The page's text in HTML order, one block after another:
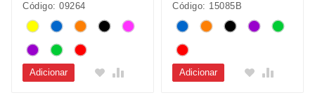
Código: 09264
Adicionar
Código: 15085B
Adicionar